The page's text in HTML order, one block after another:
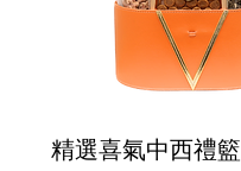
精選喜氣中西禮籃